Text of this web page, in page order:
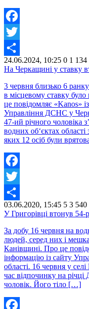
Facebook
Twitter
Share
24.06.2024, 10:25 0 1 134
На Черкащині у ставку
3 червня близько 6
в місцевому ставку
це повідомляє «Kanos»
Управління ДСНС у
47-ий річного чоловіка
водних об‘єктах
яких 12 осіб були
Facebook
Twitter
Share
03.06.2020, 15:45 5 3 540
У Григорівці втонув 54-
За добу 16 червня на
людей, серед них і
Канівщині. Про це
інформацію із сайту
області. 16 червня у
час відпочинку на річці
чоловік. Його тіло […]